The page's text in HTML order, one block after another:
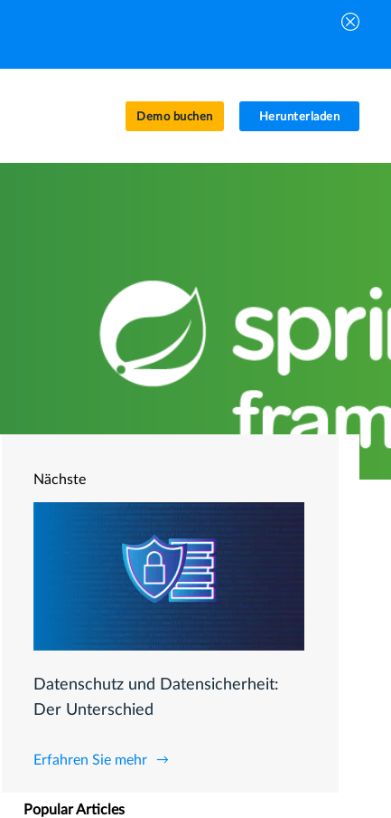
Demo buchen Herunterladen
Nächste
Datenschutz und Datensicherheit:
Der Unterschied
Erfahren Sie mehr
Popular Articles